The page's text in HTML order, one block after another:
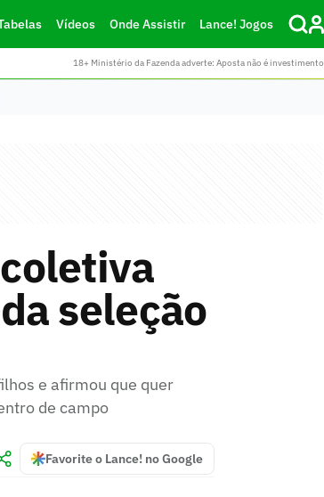
Vídeos Onde Assistir Lance! Jogos
18+ Ministério da Fazenda adverte: Aposta não é investimento
seleção
e afirmou que quer
de campo
Favorite o Lance! no Google